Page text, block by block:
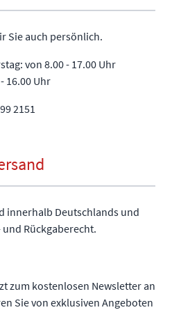
Sie auch persönlich.
von 8.00 - 17.00 Uhr
16.00 Uhr
2151
innerhalb Deutschlands und
und Rückgaberecht.
zum kostenlosen Newsletter an
Sie von exklusiven Angeboten